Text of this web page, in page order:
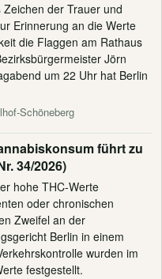
der Trauer und
Erinnerung an die Werte
die Flaggen am Rathaus
Jörn
um 22 Uhr hat Berlin
Schöneberg
führt zu
34/2026)
hohe THC-Werte
oder chronischen
Zweifel an der
Berlin in einem
wurden im
festgestellt.